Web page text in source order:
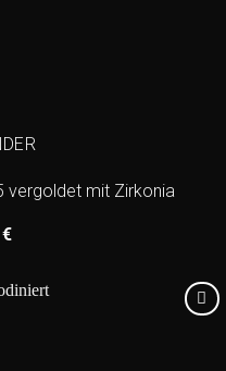
vergoldet mit Zirkonia
€